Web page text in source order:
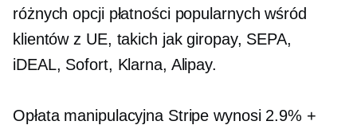
różnych opcji płatności popularnych wśród
klientów z UE, takich jak giropay, SEPA,
iDEAL, Sofort, Klarna, Alipay.
Opłata manipulacyjna Stripe wynosi 2.9% +